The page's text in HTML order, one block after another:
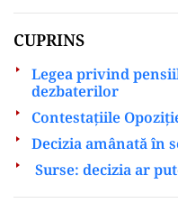
CUPRINS
Legea privind
dezbaterilor
Contestaţiile
Decizia amânată în
Surse: decizia ar